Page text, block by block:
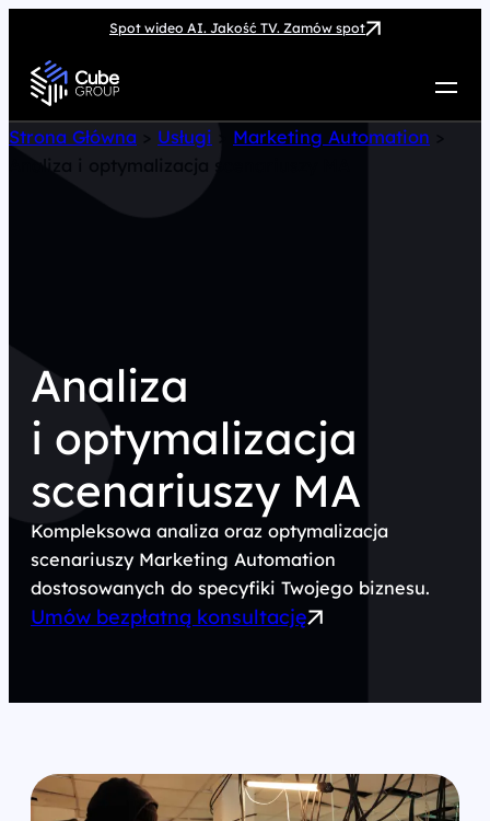
Spot wideo AI. Jakość TV. Zamów spot
Usługi
Strona Główna Usługi Marketing Automation
Analiza
i optymalizacja
scenariuszy MA
Kompleksowa analiza oraz optymalizacja
scenariuszy Marketing Automation
dostosowanych do specyfiki Twojego biznesu.
Umów bezpłatną konsultację